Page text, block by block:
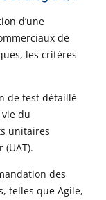
d’une
de
les critères
de test détaillé
du
unitaires
(UAT).
des
telles que Agile,